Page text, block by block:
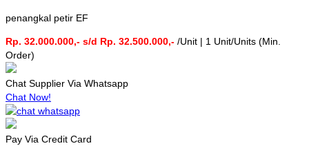
penangkal petir EF
Rp. 32.000.000,- s/d Rp. 32.500.000,- /Unit | 1 Unit/Units (Min.
Order)
Chat Supplier Via Whatsapp
Chat Now!
Pay Via Credit Card